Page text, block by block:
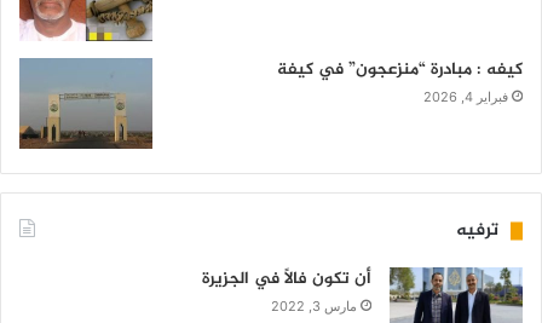
كيفه : مبادرة “منزعجون” في كيفة
فبراير 4, 2026
ترفيه
أن تكون فالاً في الجزيرة
مارس 3, 2022